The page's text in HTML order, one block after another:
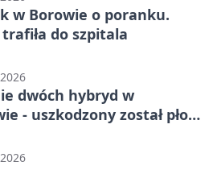
w Borowie o poranku.
do szpitala
dwóch hybryd w
- uszkodzony został płot